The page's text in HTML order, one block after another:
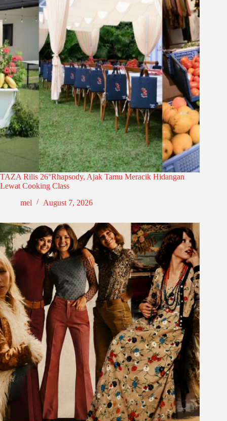
TAZA Rilis 26°Rhapsody, Ajak Tamu Meracik Hidangan
Lewat Cooking Class
mel
August 7, 2026